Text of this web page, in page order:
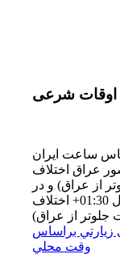
اوقات شرعی
ساعت ايران
با كشور عراق اختلاف
از عراق) و در
شش ماهه اول سال 01:30+ اختلاف
جلوتر از عراق)
براساس
وقت محلي